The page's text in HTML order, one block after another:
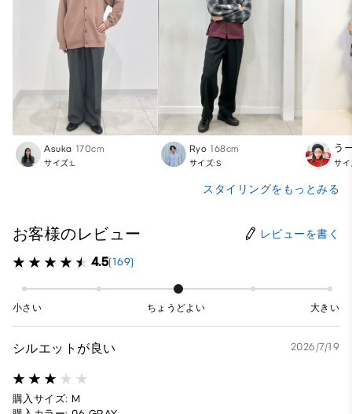
Asuka 170cm
サイズ:L
Ryo 168cm
サイズ:S
う
サ
スタイリングをもっとみる
お客様のレビュー レビューを書く
4.5(169)
小さい ちょうどよい 大きい
シルエットが良い 2026/7/19
購入サイズ: M